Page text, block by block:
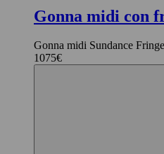
Gonna midi con
Gonna midi Sundance
1075€